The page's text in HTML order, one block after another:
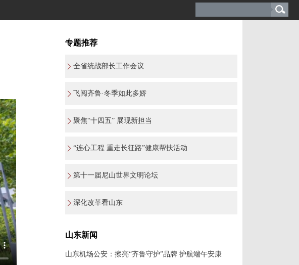
专题推荐
全省统战部长工作会议
飞阅齐鲁·冬季如此多娇
聚焦“十四五” 展现新担当
“连心工程 重走长征路”健康帮扶活动
第十一届尼山世界文明论坛
深化改革看山东
山东新闻
山东机场公安：擦亮“齐鲁守护”品牌 护航端午安康